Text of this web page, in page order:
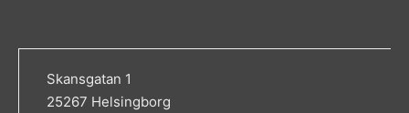
Skansgatan 1
25267 Helsingborg